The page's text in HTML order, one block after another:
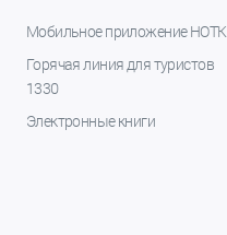
Мобильное приложение НОТК
Горячая линия для туристов
1330
Электронные книги